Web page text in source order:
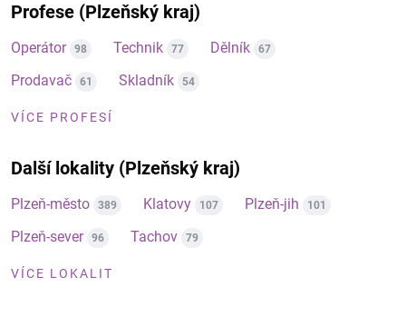
Profese (Plzeňský kraj)
Operátor 98 Technik 77 Dělník 67
Prodavač 61 Skladník 54
VÍCE PROFESÍ
Další lokality (Plzeňský kraj)
Plzeň-město 389 Klatovy 107 Plzeň-jih 101
Plzeň-sever 96 Tachov 79
VÍCE LOKALIT